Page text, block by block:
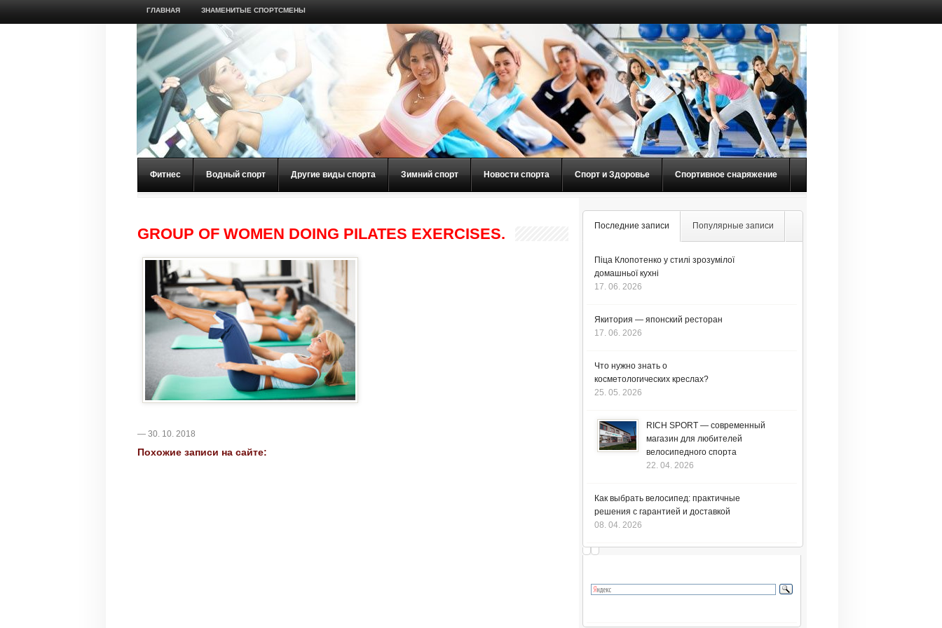
ГЛАВНАЯ ЗНАМЕНИТЫЕ СПОРТСМЕНЫ
Фитнес Водный спорт Другие виды спорта Зимний спорт Новости спорта Спорт и Здоровье Спортивное снаряжение
GROUP OF WOMEN DOING PILATES EXERCISES.
— 30. 10. 2018
Похожие записи на сайте:
Последние записи Популярные записи
Піца Клопотенко у стилі зрозумілої
домашньої кухні
17. 06. 2026
Якитория — японский ресторан
17. 06. 2026
Что нужно знать о
косметологических креслах?
25. 05. 2026
RICH SPORT — современный
магазин для любителей
велосипедного спорта
22. 04. 2026
Как выбрать велосипед: практичные
решения с гарантией и доставкой
08. 04. 2026